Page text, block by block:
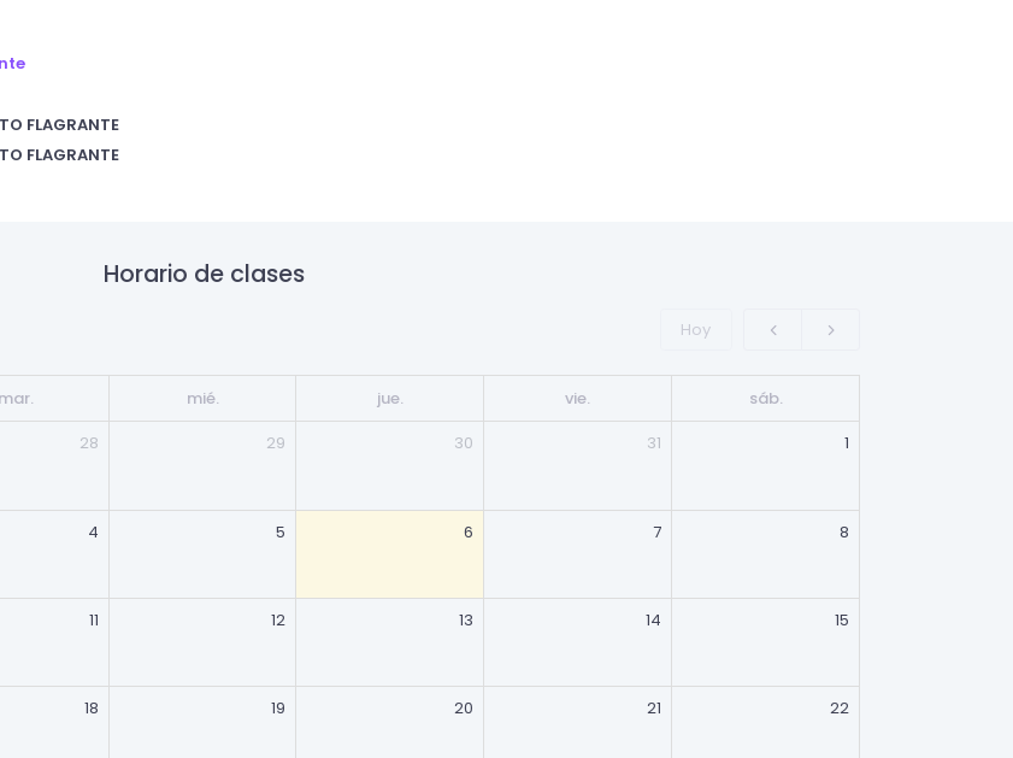
FLAGRANTE
FLAGRANTE
Horario de clases
Hoy
mar. mié. jue. vie.
sáb.
28 29 30 31 1
4 5 6 7 8
11 12 13 14 15
18 19 20 21 22